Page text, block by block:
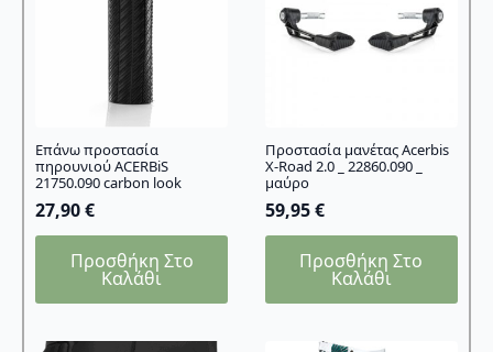
Επάνω προστασία
πηρουνιού ACERBiS
21750.090 carbon look
27,90€
Προσθήκη Στο
Καλάθι
Προστασία μανέτας Acerbis
Χ-Road 2.0 _ 22860.090 _
μαύρο
59,95€
Προσθήκη Στο
Καλάθι